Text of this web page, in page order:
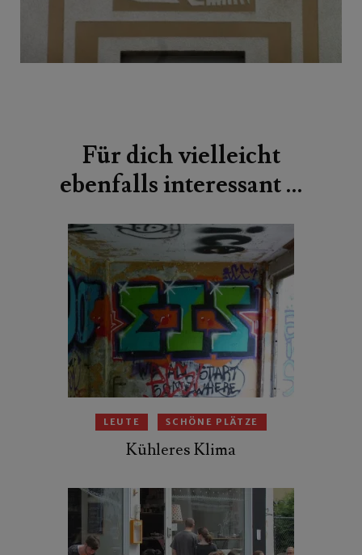
Für dich vielleicht
ebenfalls interessant …
LEUTE SCHÖNE PLÄTZE
Kühleres Klima